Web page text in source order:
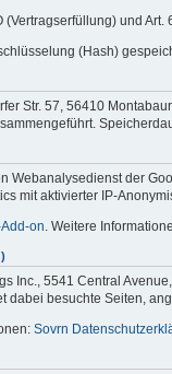
und
(Hash)
Str. 57, 56410
Webanalysedienst der
mit aktivierter IP-
on. Weitere
Inc., 5541 Central
besuchte Seiten,
Sovrn